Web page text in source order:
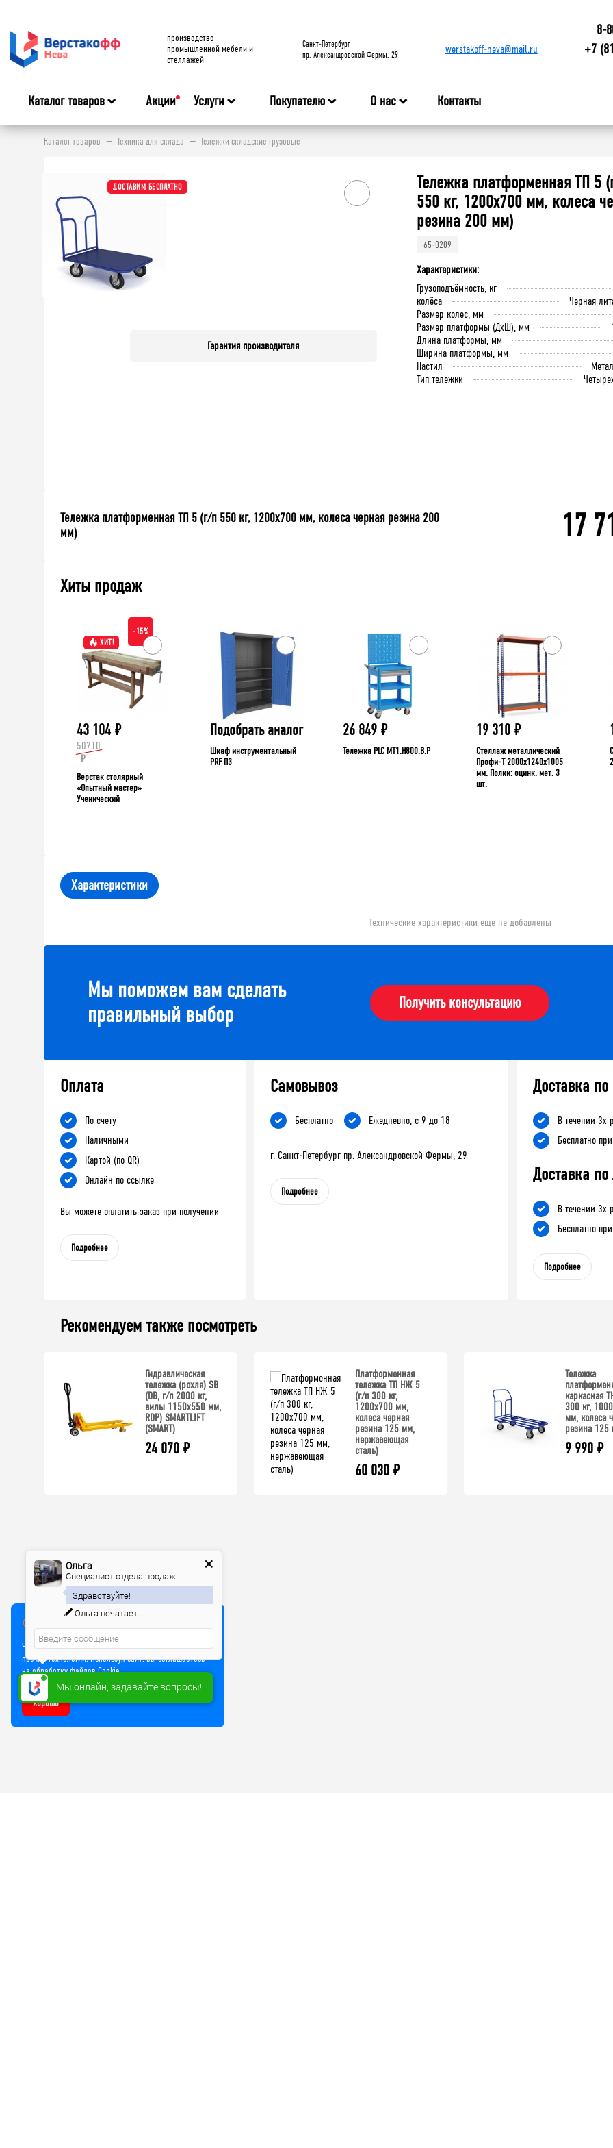
производство
промышленной мебели и
стеллажей
Cанкт-Петербург
пр. Александровской Фермы, 29
werstakoff-neva@mail.ru
8-
+7
Каталог товаров Акции Услуги Покупателю О нас Контакты
Каталог товаров Техника для склада Тележки складские грузовые
ДОСТАВИМ БЕСПЛАТНО
Гарантия производителя
Тележка платформенная ТП 5
550 кг, 1200x700 мм, колеса
резина 200 мм)
65-0209
Характеристики:
Грузоподъёмность, кг
колёса
Черная
Размер колес, мм
Размер платформы (ДхШ), мм
Длина платформы, мм
Ширина платформы, мм
Настил
Тип тележки
Тележка платформенная ТП 5 (г/п 550 кг, 1200x700 мм, колеса черная резина 200
мм)
17
Хиты продаж
ХИТ!
-15%
43 104 ₽
50710
₽
Верстак столярный
«Опытный мастер»
Ученический
Подобрать аналог
Шкаф инструментальный
PRF П3
26 849 ₽
Тележка PLC МT1.H800.В.Р
19 310 ₽
Стеллаж металлический
Профи-Т 2000x1240x1005
мм. Полки: оцинк. мет. 3
шт.
Характеристики
Технические характеристики еще не добавлены
Мы поможем вам сделать
правильный выбор
Получить консультацию
Оплата
По счету
Наличными
Картой (по QR)
Онлайн по ссылке
Вы можете оплатить заказ при получении
Подробнее
Самовывоз
Бесплатно Ежедневно, с 9 до 18
г. Санкт-Петербург пр. Александровской Фермы, 29
Подробнее
Доставка
В течении 3х
Бесплатно
Доставка
В течении 3х
Бесплатно
Подробнее
Рекомендуем также посмотреть
Гидравлическая
тележка (рохля) SB
(DB, г/п 2000 кг,
вилы 1150x550 мм,
RDP) SMARTLIFT
(SMART)
24 070 ₽
Платформенная
тележка ТП НЖ 5
(г/п 300 кг,
1200x700 мм,
колеса черная
резина 125 мм,
нержавеющая
сталь)
60 030 ₽
Тележка
каркасная
300 кг,
мм, колеса
резина 125
9 990 ₽
Чтобы улучшить работу сайта, мы используем Cookie и
прочие технологии. Используя сайт, вы соглашаетесь
на обработку файлов Cookie
Хорошо
Мы онлайн, задавайте вопросы!
Ольга
Специалист отдела продаж
Здравствуйте!
Ольга печатает...